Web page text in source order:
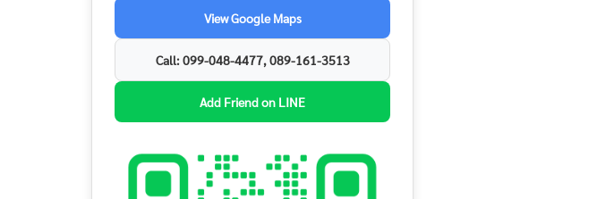
View Google Maps
Call: 099-048-4477, 089-161-3513
Add Friend on LINE